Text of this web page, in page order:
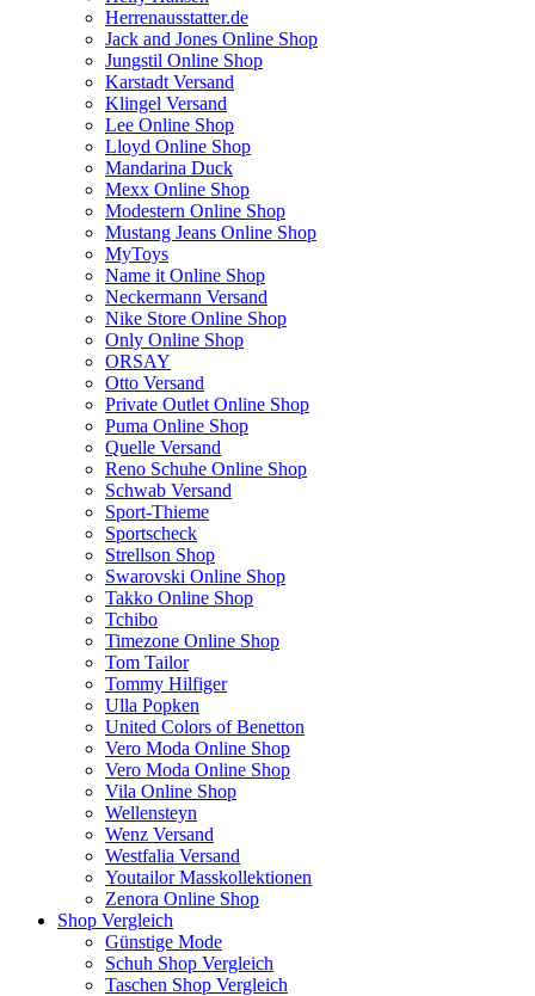
Herrenausstatter.de
Jack and Jones Online Shop
Jungstil Online Shop
Karstadt Versand
Klingel Versand
Lee Online Shop
Lloyd Online Shop
Mandarina Duck
Mexx Online Shop
Modestern Online Shop
Mustang Jeans Online Shop
MyToys
Name it Online Shop
Neckermann Versand
Nike Store Online Shop
Only Online Shop
ORSAY
Otto Versand
Private Outlet Online Shop
Puma Online Shop
Quelle Versand
Reno Schuhe Online Shop
Schwab Versand
Sport-Thieme
Sportscheck
Strellson Shop
Swarovski Online Shop
Takko Online Shop
Tchibo
Timezone Online Shop
Tom Tailor
Tommy Hilfiger
Ulla Popken
United Colors of Benetton
Vero Moda Online Shop
Vero Moda Online Shop
Vila Online Shop
Wellensteyn
Wenz Versand
Westfalia Versand
Youtailor Masskollektionen
Zenora Online Shop
Shop Vergleich
Günstige Mode
Schuh Shop Vergleich
Taschen Shop Vergleich